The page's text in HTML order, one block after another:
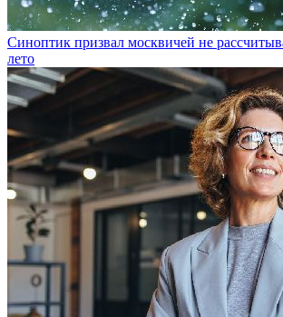
Синоптик призвал москвичей не
лето